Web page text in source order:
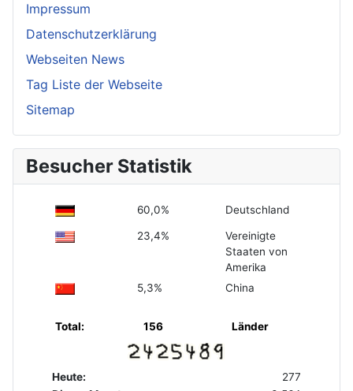
Impressum
Datenschutzerklärung
Webseiten News
Tag Liste der Webseite
Sitemap
Besucher Statistik
60,0% Deutschland
23,4%
Vereinigte
Staaten von
Amerika
5,3%
China
Total: 156 Länder
Heute:
277